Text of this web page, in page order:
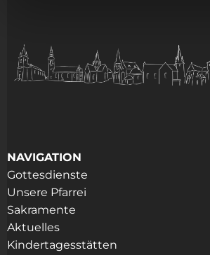
NAVIGATION
Gottesdienste
Unsere Pfarrei
Sakramente
Aktuelles
Kindertagesstätten